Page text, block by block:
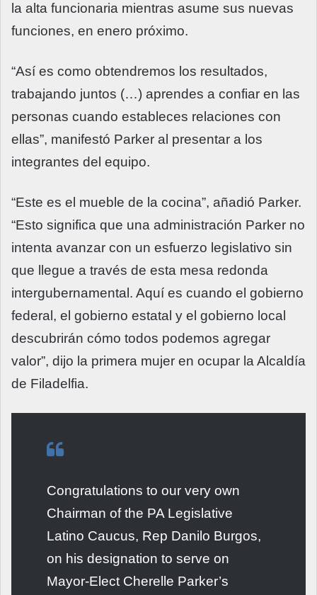
la alta funcionaria mientras asume sus nuevas
funciones, en enero próximo.
“Así es como obtendremos los resultados,
trabajando juntos (…) aprendes a confiar en las
personas cuando estableces relaciones con
ellas”, manifestó Parker al presentar a los
integrantes del equipo.
“Este es el mueble de la cocina”, añadió Parker.
“Esto significa que una administración Parker no
intenta avanzar con un esfuerzo legislativo sin
que llegue a través de esta mesa redonda
intergubernamental. Aquí es cuando el gobierno
federal, el gobierno estatal y el gobierno local
descubrirán cómo todos podemos agregar
valor”, dijo la primera mujer en ocupar la Alcaldía
de Filadelfia.
Congratulations to our very own
Chairman of the PA Legislative
Latino Caucus, Rep Danilo Burgos,
on his designation to serve on
Mayor-Elect Cherelle Parker’s